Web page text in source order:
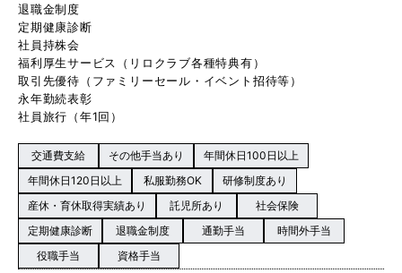
退職金制度
定期健康診断
社員持株会
福利厚生サービス（リロクラブ各種特典有）
取引先優待（ファミリーセール・イベント招待等）
永年勤続表彰
社員旅行（年1回）
交通費支給 その他手当あり
年間休日100日以上
年間休日120日以上
私服勤務OK
研修制度あり
産休・育休取得実績あり
託児所あり
社会保険
定期健康診断
退職金制度 通勤手当
時間外手当
役職手当
資格手当